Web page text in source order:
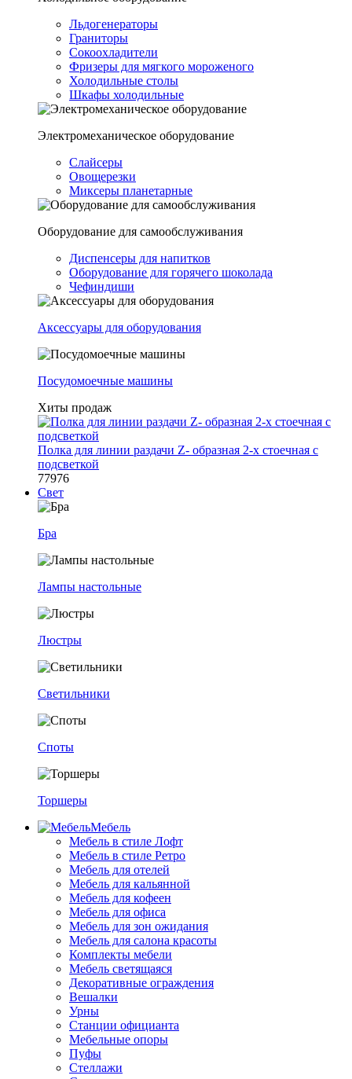
Льдогенераторы
Граниторы
Сокоохладители
Фризеры для мягкого мороженого
Холодильные столы
Шкафы холодильные
Электромеханическое оборудование
Слайсеры
Овощерезки
Миксеры планетарные
Оборудование для самообслуживания
Диспенсеры для напитков
Оборудование для горячего шоколада
Чефиндиши
Аксессуары для оборудования
Посудомоечные машины
Хиты продаж
Полка для линии раздачи Z- образная 2-х стоечная с
подсветкой
77976
Свет
Бра
Лампы настольные
Люстры
Светильники
Споты
Торшеры
Мебель
Мебель в стиле Лофт
Мебель в стиле Ретро
Мебель для отелей
Мебель для кальянной
Мебель для кофеен
Мебель для офиса
Мебель для зон ожидания
Мебель для салона красоты
Комплекты мебели
Мебель светящаяся
Декоративные ограждения
Вешалки
Урны
Станции официанта
Мебельные опоры
Пуфы
Стеллажи